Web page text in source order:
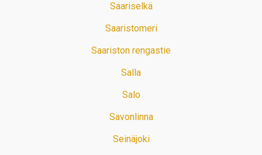
Saariselkä
Saaristomeri
Saariston rengastie
Salla
Salo
Savonlinna
Seinäjoki